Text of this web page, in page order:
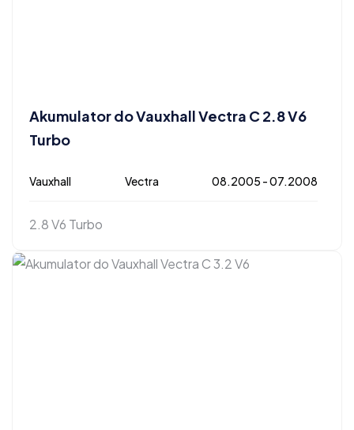
Akumulator do Vauxhall Vectra C 2.8 V6
Turbo
Vauxhall Vectra 08.2005 - 07.2008
2.8 V6 Turbo